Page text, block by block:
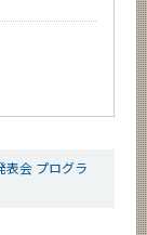
表会 プログラ